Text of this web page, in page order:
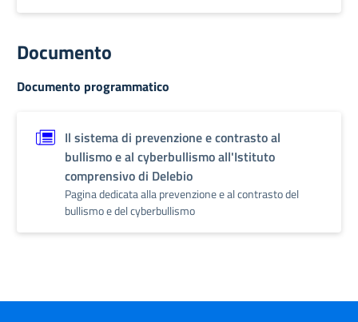
Documento
Documento programmatico
Il sistema di prevenzione e contrasto al
bullismo e al cyberbullismo all'Istituto
comprensivo di Delebio
Pagina dedicata alla prevenzione e al contrasto del
bullismo e del cyberbullismo